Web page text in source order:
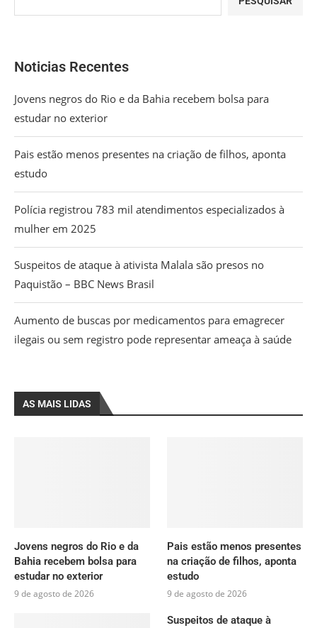
Noticias Recentes
Jovens negros do Rio e da Bahia recebem bolsa para
estudar no exterior
Pais estão menos presentes na criação de filhos, aponta
estudo
Polícia registrou 783 mil atendimentos especializados à
mulher em 2025
Suspeitos de ataque à ativista Malala são presos no
Paquistão – BBC News Brasil
Aumento de buscas por medicamentos para emagrecer
ilegais ou sem registro pode representar ameaça à saúde
AS MAIS LIDAS
Jovens negros do Rio e da
Bahia recebem bolsa para
estudar no exterior
9 de agosto de 2026
Pais estão menos presentes
na criação de filhos, aponta
estudo
9 de agosto de 2026
Suspeitos de ataque à